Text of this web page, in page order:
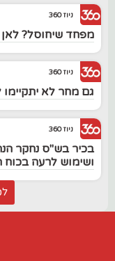
ניוז 360
מפחד שיחוסל?
ניוז 360
גם מחר לא יתקיימו
ניוז 360
בכיר בש"ס נחקר
ושימוש לרעה